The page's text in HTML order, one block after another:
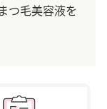
つ毛美容液を